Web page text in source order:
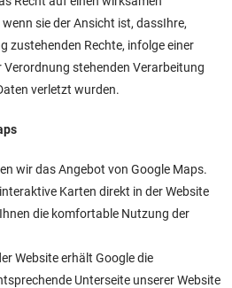
sie der Ansicht ist, dassIhre,
zustehenden Rechte, infolge einer
Verordnung stehenden Verarbeitung
verletzt wurden.
wir das Angebot von Google Maps.
Karten direkt in der Website
die komfortable Nutzung der
Website erhält Google die
Unterseite unserer Website